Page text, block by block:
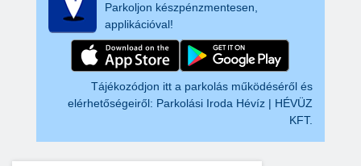
Parkoljon készpénzmentesen,
applikációval!
Tájékozódjon itt a parkolás működéséről és
elérhetőségeiről: Parkolási Iroda Hévíz | HÉVÜZ
KFT.